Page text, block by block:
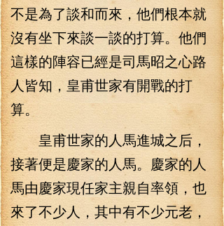
不是為了談和而來，他們根本就
沒有坐下來談一談的打算。他們
這樣的陣容已經是司馬昭之心路
人皆知，皇甫世家有開戰的打
算。
皇甫世家的人馬進城之后，
接著便是慶家的人馬。慶家的人
馬由慶家現任家主親自率領，也
來了不少人，其中有不少元老，